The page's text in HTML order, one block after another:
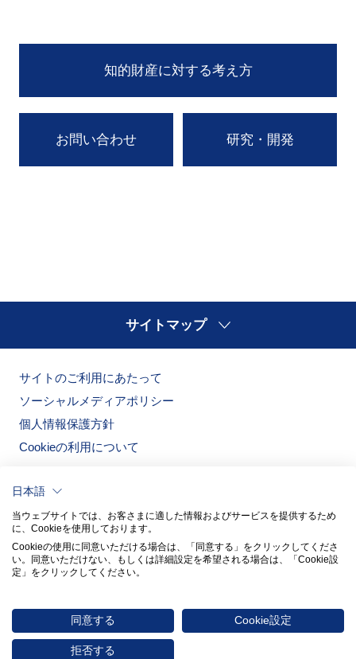
知的財産に対する考え方
お問い合わせ 研究・開発
サイトマップ
サイトのご利用にあたって
ソーシャルメディアポリシー
個人情報保護方針
Cookieの利用について
© 2026 NORITAKE CO., LIMITED
日本語
当ウェブサイトでは、お客さまに適した情報およびサービスを提供するため
に、Cookieを使用しております。
Cookieの使用に同意いただける場合は、「同意する」をクリックしてくださ
い。​同意いただけない、もしくは詳細設定を希望される場合は、「Cookie設
定」をクリックしてください。​
同意する Cookie設定
拒否する